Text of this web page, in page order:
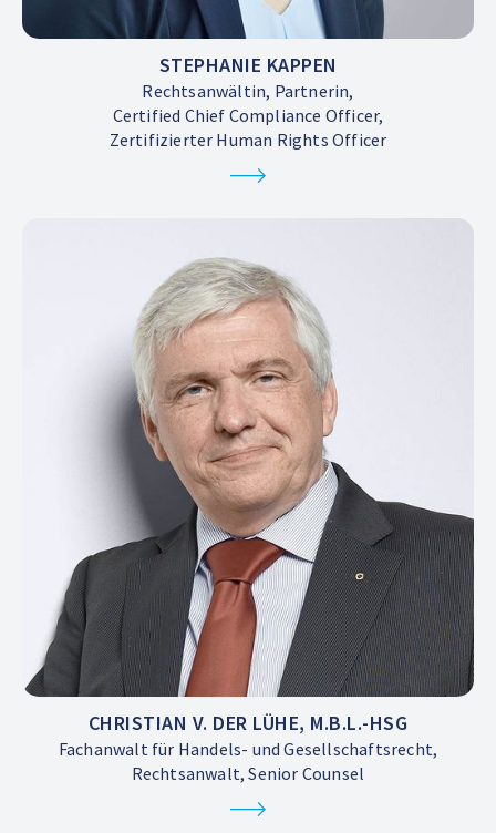
STEPHANIE KAPPEN
Rechtsanwältin, Partnerin,
Certified Chief Compliance Officer,
Zertifizierter Human Rights Officer
CHRISTIAN V. DER LÜHE, M.B.L.-HSG
Fachanwalt für Handels- und Gesellschaftsrecht,
Rechtsanwalt, Senior Counsel